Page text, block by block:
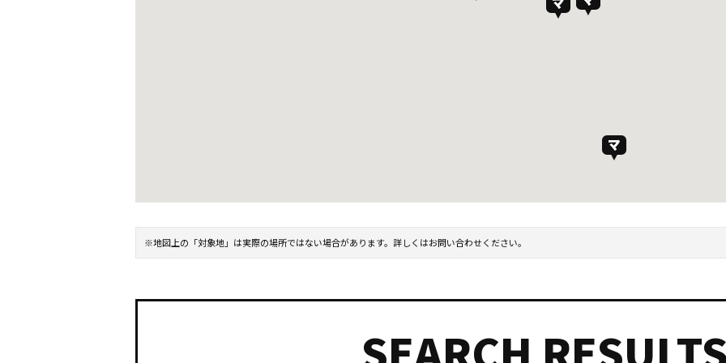
※地図上の「対象地」は実際の場所ではない場合があります。詳しくはお問い合わせください。